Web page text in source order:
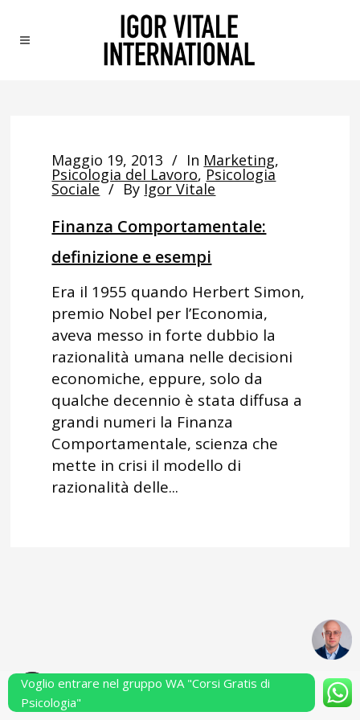
Maggio 19, 2013 In Marketing,
Psicologia del Lavoro, Psicologia
Sociale By Igor Vitale
Finanza Comportamentale:
definizione e esempi
Era il 1955 quando Herbert Simon,
premio Nobel per l’Economia,
aveva messo in forte dubbio la
razionalità umana nelle decisioni
economiche, eppure, solo da
qualche decennio è stata diffusa a
grandi numeri la Finanza
Comportamentale, scienza che
mette in crisi il modello di
razionalità delle...
Powered by Performarsi S.a.s.
Voglio entrare nel gruppo WA "Corsi Gratis di
Psicologia"